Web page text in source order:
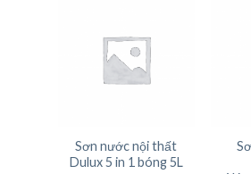
Sơn nước nội thất
Dulux 5 in 1 bóng 5L